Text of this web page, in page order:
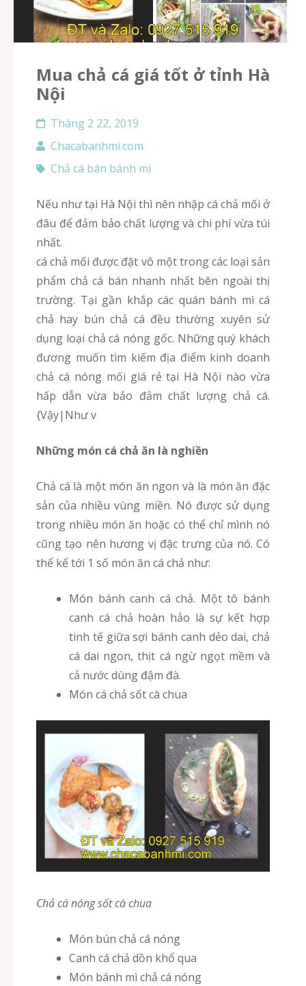
Mua chả cá giá tốt ở tỉnh Hà
Nội
Tháng 2 22, 2019
Chacabanhmi.com
Chả cá bán bánh mì
Nếu như tại Hà Nội thì nên nhập cá chả mối ở
đâu để đảm bảo chất lượng và chi phí vừa túi
nhất.
cá chả mối được đặt vô một trong các loại sản
phẩm chả cá bán nhanh nhất bên ngoài thị
trường. Tại gần khắp các quán bánh mì cá
chả hay bún chả cá đều thường xuyên sử
dụng loại chả cá nóng gốc. Những quý khách
đương muốn tìm kiếm địa điểm kinh doanh
chả cá nóng mối giá rẻ tại Hà Nội nào vừa
hấp dẫn vừa bảo đảm chất lượng chả cá.
{Vậy|Như v
Những món cá chả ăn là nghiền
Chả cá là một món ăn ngon và là món ăn đặc
sản của nhiều vùng miền. Nó được sử dụng
trong nhiều món ăn hoặc có thể chỉ mình nó
cũng tạo nên hương vị đặc trưng của nó. Có
thể kể tới 1 số món ăn cá chả như:
Món bánh canh cá chả. Một tô bánh
canh cá chả hoàn hảo là sự kết hợp
tinh tế giữa sợi bánh canh dẻo dai, chả
cá dai ngon, thịt cá ngừ ngọt mềm và
cả nước dùng đậm đà.
Món cá chả sốt cà chua
Chả cá nóng sốt cà chua
Món bún chả cá nóng
Canh cá chả dồn khổ qua
Món bánh mì chả cá nóng